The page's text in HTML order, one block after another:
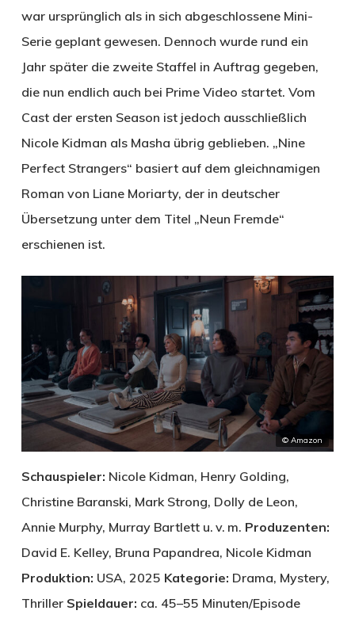
war ursprünglich als in sich abgeschlossene Mini-
Serie geplant gewesen. Dennoch wurde rund ein
Jahr später die zweite Staffel in Auftrag gegeben,
die nun endlich auch bei Prime Video startet. Vom
Cast der ersten Season ist jedoch ausschließlich
Nicole Kidman als Masha übrig geblieben. „Nine
Perfect Strangers“ basiert auf dem gleichnamigen
Roman von Liane Moriarty, der in deutscher
Übersetzung unter dem Titel „Neun Fremde“
erschienen ist.
© Amazon
Schauspieler: Nicole Kidman, Henry Golding,
Christine Baranski, Mark Strong, Dolly de Leon,
Annie Murphy, Murray Bartlett u. v. m. Produzenten:
David E. Kelley, Bruna Papandrea, Nicole Kidman
Produktion: USA, 2025 Kategorie: Drama, Mystery,
Thriller Spieldauer: ca. 45–55 Minuten/Episode